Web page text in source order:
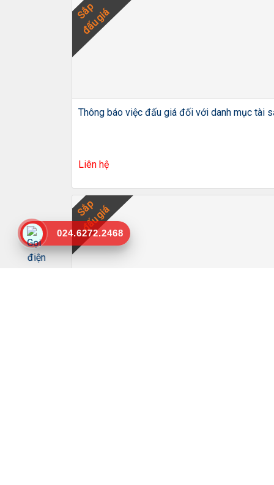
Sắp
đấu giá
Thông báo việc đấu giá đối với danh mục tài
Liên hệ
Sắp
đấu giá
024.6272.2468